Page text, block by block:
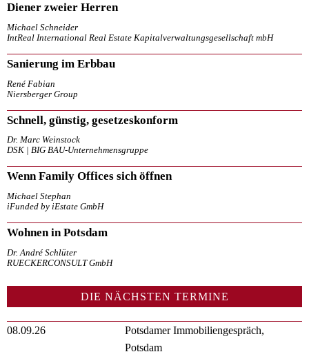
Diener zweier Herren
Michael Schneider
IntReal International Real Estate Kapitalverwaltungsgesellschaft mbH
Sanierung im Erbbau
René Fabian
Niersberger Group
Schnell, günstig, gesetzeskonform
Dr. Marc Weinstock
DSK | BIG BAU-Unternehmensgruppe
Wenn Family Offices sich öffnen
Michael Stephan
iFunded by iEstate GmbH
Wohnen in Potsdam
Dr. André Schlüter
RUECKERCONSULT GmbH
DIE NÄCHSTEN TERMINE
08.09.26
Potsdamer Immobiliengespräch,
Potsdam